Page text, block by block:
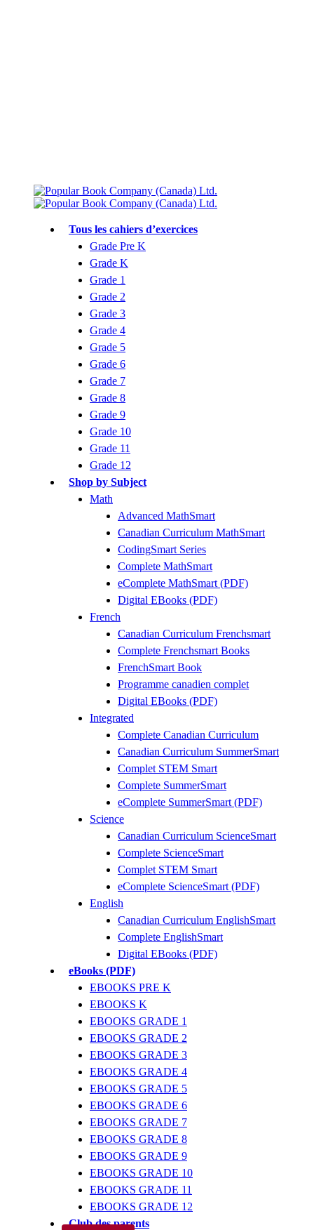
Tous les cahiers d’exercices
Grade Pre K
Grade K
Grade 1
Grade 2
Grade 3
Grade 4
Grade 5
Grade 6
Grade 7
Grade 8
Grade 9
Grade 10
Grade 11
Grade 12
Shop by Subject
Math
Advanced MathSmart
Canadian Curriculum MathSmart
CodingSmart Series
Complete MathSmart
eComplete MathSmart (PDF)
Digital EBooks (PDF)
French
Canadian Curriculum Frenchsmart
Complete Frenchsmart Books
FrenchSmart Book
Programme canadien complet
Digital EBooks (PDF)
Integrated
Complete Canadian Curriculum
Canadian Curriculum SummerSmart
Complet STEM Smart
Complete SummerSmart
eComplete SummerSmart (PDF)
Science
Canadian Curriculum ScienceSmart
Complete ScienceSmart
Complet STEM Smart
eComplete ScienceSmart (PDF)
English
Canadian Curriculum EnglishSmart
Complete EnglishSmart
Digital EBooks (PDF)
eBooks (PDF)
EBOOKS PRE K
EBOOKS K
EBOOKS GRADE 1
EBOOKS GRADE 2
EBOOKS GRADE 3
EBOOKS GRADE 4
EBOOKS GRADE 5
EBOOKS GRADE 6
EBOOKS GRADE 7
EBOOKS GRADE 8
EBOOKS GRADE 9
EBOOKS GRADE 10
EBOOKS GRADE 11
EBOOKS GRADE 12
Club des parents